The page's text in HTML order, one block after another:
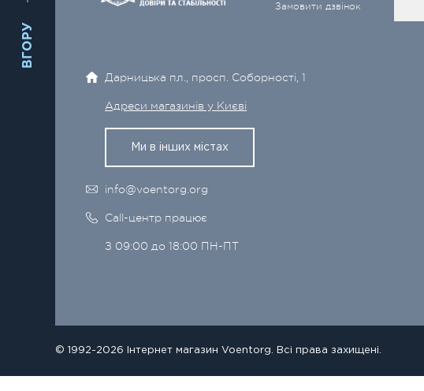
ВГОРУ
Замовити дзвінок
Дарницька пл., просп. Соборності, 1
Адреси магазинів у Києві
Ми в інших містах
info@voentorg.org
Call-центр працює
З 09:00 до 18:00 ПН-ПТ
© 1992-2026 Інтернет магазин Voentorg. Всі права захищені.